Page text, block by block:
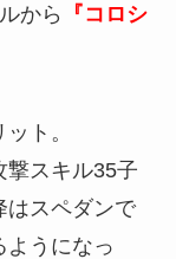
から
『コロシ
ト。
撃スキル35子
はスペダンで
ようになっ